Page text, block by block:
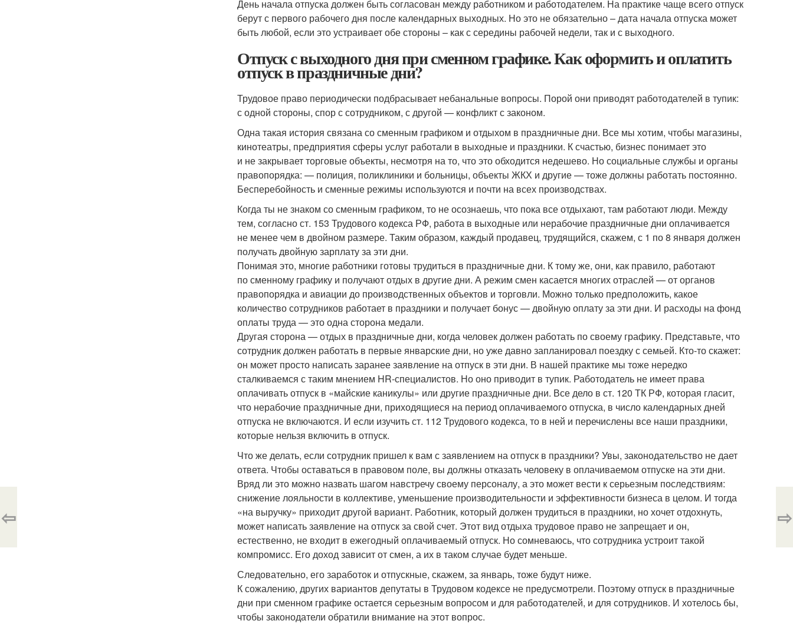
День начала отпуска должен быть согласован между работником и работодателем. На практике чаще всего отпуск
берут с первого рабочего дня после календарных выходных. Но это не обязательно – дата начала отпуска может
быть любой, если это устраивает обе стороны – как с середины рабочей недели, так и с выходного.
Отпуск с выходного дня при сменном графике. Как оформить и оплатить
отпуск в праздничные дни?
Трудовое право периодически подбрасывает небанальные вопросы. Порой они приводят работодателей в тупик:
с одной стороны, спор с сотрудником, с другой — конфликт с законом.
Одна такая история связана со сменным графиком и отдыхом в праздничные дни. Все мы хотим, чтобы магазины,
кинотеатры, предприятия сферы услуг работали в выходные и праздники. К счастью, бизнес понимает это
и не закрывает торговые объекты, несмотря на то, что это обходится недешево. Но социальные службы и органы
правопорядка: — полиция, поликлиники и больницы, объекты ЖКХ и другие — тоже должны работать постоянно.
Бесперебойность и сменные режимы используются и почти на всех производствах.
Когда ты не знаком со сменным графиком, то не осознаешь, что пока все отдыхают, там работают люди. Между
тем, согласно ст. 153 Трудового кодекса РФ, работа в выходные или нерабочие праздничные дни оплачивается
не менее чем в двойном размере. Таким образом, каждый продавец, трудящийся, скажем, с 1 по 8 января должен
получать двойную зарплату за эти дни.
Понимая это, многие работники готовы трудиться в праздничные дни. К тому же, они, как правило, работают
по сменному графику и получают отдых в другие дни. А режим смен касается многих отраслей — от органов
правопорядка и авиации до производственных объектов и торговли. Можно только предположить, какое
количество сотрудников работает в праздники и получает бонус — двойную оплату за эти дни. И расходы на фонд
оплаты труда — это одна сторона медали.
Другая сторона — отдых в праздничные дни, когда человек должен работать по своему графику. Представьте, что
сотрудник должен работать в первые январские дни, но уже давно запланировал поездку с семьей. Кто-то скажет:
он может просто написать заранее заявление на отпуск в эти дни. В нашей практике мы тоже нередко
сталкиваемся с таким мнением HR-специалистов. Но оно приводит в тупик. Работодатель не имеет права
оплачивать отпуск в «майские каникулы» или другие праздничные дни. Все дело в ст. 120 ТК РФ, которая гласит,
что нерабочие праздничные дни, приходящиеся на период оплачиваемого отпуска, в число календарных дней
отпуска не включаются. И если изучить ст. 112 Трудового кодекса, то в ней и перечислены все наши праздники,
которые нельзя включить в отпуск.
Что же делать, если сотрудник пришел к вам с заявлением на отпуск в праздники? Увы, законодательство не дает
ответа. Чтобы оставаться в правовом поле, вы должны отказать человеку в оплачиваемом отпуске на эти дни.
Вряд ли это можно назвать шагом навстречу своему персоналу, а это может вести к серьезным последствиям:
снижение лояльности в коллективе, уменьшение производительности и эффективности бизнеса в целом. И тогда
«на выручку» приходит другой вариант. Работник, который должен трудиться в праздники, но хочет отдохнуть,
может написать заявление на отпуск за свой счет. Этот вид отдыха трудовое право не запрещает и он,
естественно, не входит в ежегодный оплачиваемый отпуск. Но сомневаюсь, что сотрудника устроит такой
компромисс. Его доход зависит от смен, а их в таком случае будет меньше.
Следовательно, его заработок и отпускные, скажем, за январь, тоже будут ниже.
К сожалению, других вариантов депутаты в Трудовом кодексе не предусмотрели. Поэтому отпуск в праздничные
дни при сменном графике остается серьезным вопросом и для работодателей, и для сотрудников. И хотелось бы,
чтобы законодатели обратили внимание на этот вопрос.
⇦ ⇨